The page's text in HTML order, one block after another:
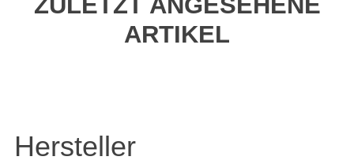
ARTIKEL
Hersteller